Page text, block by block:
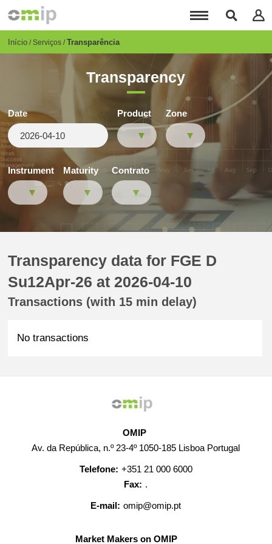
para
conteúdo
Breadcrumb
Início Serviços Transparência
Transparency
Date Product Zone
Instrument Maturity Contrato
Transparency data for FGE D
Su12Apr-26 at 2026-04-10
Transactions (with 15 min delay)
No transactions
OMIP
Av. da República, n.º 23-4º 1050-185 Lisboa Portugal
Telefone: +351 21 000 6000
Fax: .
E-mail: omip@omip.pt
Market Makers on OMIP